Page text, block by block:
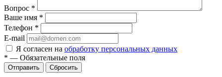
Вопрос *
Ваше имя *
Телефон *
E-mail
Я согласен на обработку персональных данных
* — Обязательные поля
Отправить Сбросить